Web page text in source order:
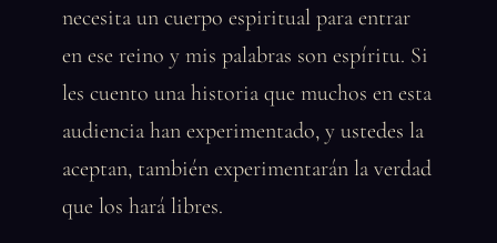
necesita un cuerpo espiritual para entrar
en ese reino y mis palabras son espíritu. Si
les cuento una historia que muchos en esta
audiencia han experimentado, y ustedes la
aceptan, también experimentarán la verdad
que los hará libres.